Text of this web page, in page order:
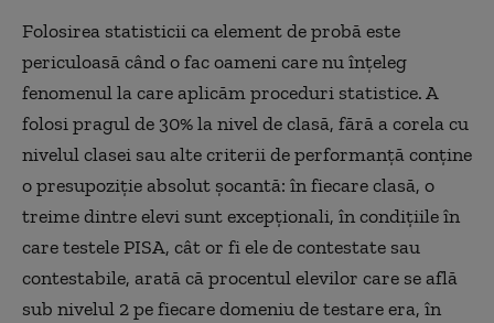
Folosirea statisticii ca element de probă este
periculoasă când o fac oameni care nu înțeleg
fenomenul la care aplicăm proceduri statistice. A
folosi pragul de 30% la nivel de clasă, fără a corela cu
nivelul clasei sau alte criterii de performanță conține
o presupoziție absolut șocantă: în fiecare clasă, o
treime dintre elevi sunt excepționali, în condițiile în
care testele PISA, cât or fi ele de contestate sau
contestabile, arată că procentul elevilor care se află
sub nivelul 2 pe fiecare domeniu de testare era, în